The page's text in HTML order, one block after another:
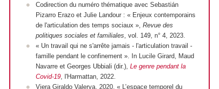
Codirection du numéro thématique avec Sebastián
Pizarro Erazo et Julie Landour : « Enjeux contemporains
de l'articulation des temps sociaux », Revue des
politiques sociales et familiales , vol. 149, n° 4, 2023.
« Un travail qui ne s'arrête jamais - l'articulation travail -
famille pendant le confinement ». In Lucile Girard, Maud
Navarre et Georges Ubbiali (dir.), Le genre pendant la
Covid-19 , l'Harmattan, 2022.
Viera Giraldo Valerya, 2020, « L’espace temporel du